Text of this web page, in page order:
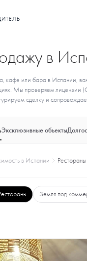
в
кафе или бара в Испании,
Мы проверяем лицензии
сделку и
Эксклюзивные объекты
в Испании
Земля под